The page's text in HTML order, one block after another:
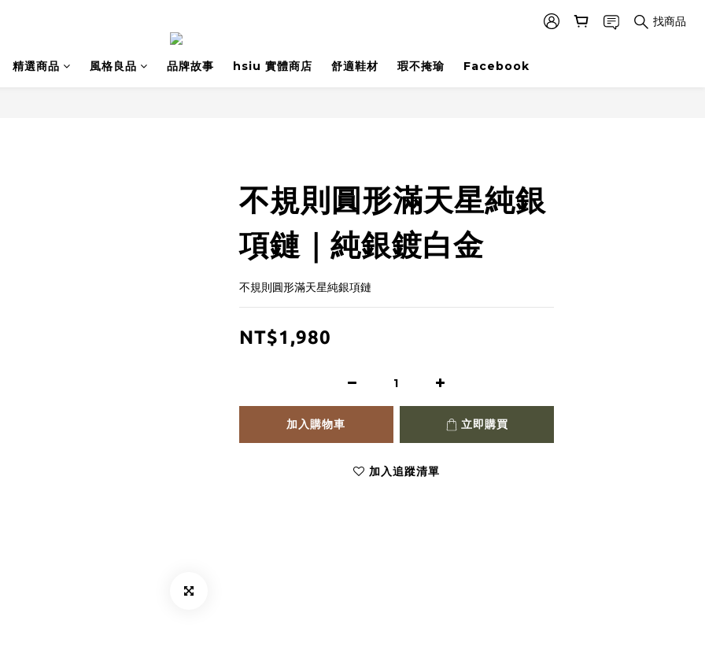
找商品
精選商品 風格良品 品牌故事 hsiu 實體商店 舒適鞋材 瑕不掩瑜 Facebook
不規則圓形滿天星純銀
項鏈｜純銀鍍白金
不規則圓形滿天星純銀項鏈
NT$1,980
加入購物車 立即購買
加入追蹤清單